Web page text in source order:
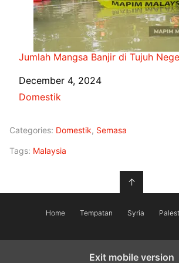
Jumlah Mangsa Banjir di Tujuh
Date
December 4, 2024
In relation to
Domestik
Categories: Domestik, Semasa
Tags: Malaysia
↑
Home Tempatan Syria
Exit mobile version